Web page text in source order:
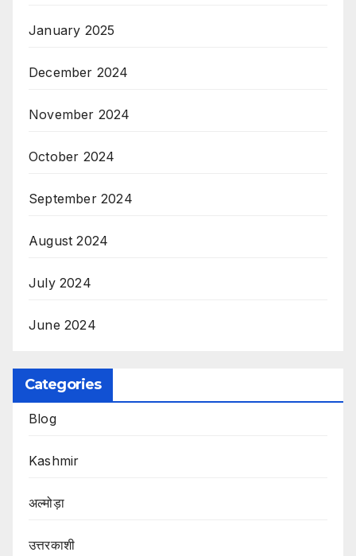
January 2025
December 2024
November 2024
October 2024
September 2024
August 2024
July 2024
June 2024
Categories
Blog
Kashmir
अल्मोड़ा
उत्तरकाशी